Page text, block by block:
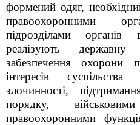
формений одяг,
правоохоронними
підрозділами
реалізують
забезпечення
інтересів
злочинності,
порядку,
правоохоронними